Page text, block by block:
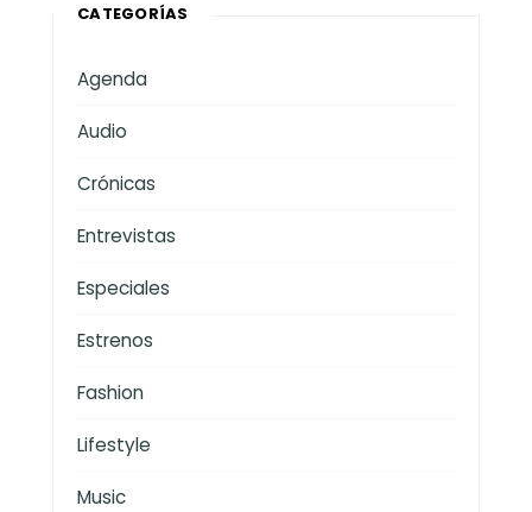
CATEGORÍAS
Agenda
Audio
Crónicas
Entrevistas
Especiales
Estrenos
Fashion
Lifestyle
Music